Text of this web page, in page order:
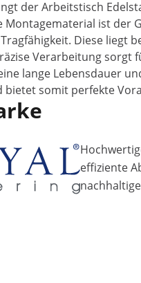
der Arbeitstisch
ist der
Diese liegt
Verarbeitung
lange Lebensdauer
somit perfekte
effiziente